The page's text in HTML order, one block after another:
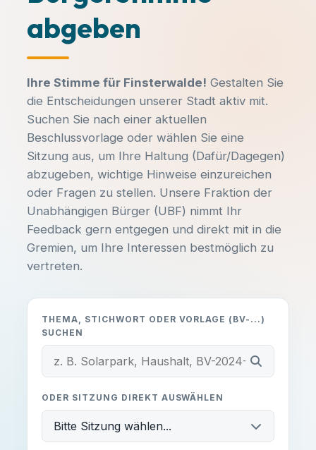
abgeben
Ihre Stimme für Finsterwalde! Gestalten Sie
die Entscheidungen unserer Stadt aktiv mit.
Suchen Sie nach einer aktuellen
Beschlussvorlage oder wählen Sie eine
Sitzung aus, um Ihre Haltung (Dafür/Dagegen)
abzugeben, wichtige Hinweise einzureichen
oder Fragen zu stellen. Unsere Fraktion der
Unabhängigen Bürger (UBF) nimmt Ihr
Feedback gern entgegen und direkt mit in die
Gremien, um Ihre Interessen bestmöglich zu
vertreten.
THEMA, STICHWORT ODER VORLAGE (BV-...)
SUCHEN
ODER SITZUNG DIREKT AUSWÄHLEN
Bitte Sitzung wählen...
DATUM
-
ORT
-
Beschreibung:
-
Unterlagen einsehen
Parteibuch, Fraktionszwang oder
ideologische Vorgaben.
Hast du Ideen oder Anliegen?
Egal ob du dich aktiv einbringen
möchtest, Fragen zu unseren
Themen hast oder einfach nur ein
lokales Problem melden willst –
melde dich unkompliziert bei uns!
E-MAIL SCHREIBEN:
Alles klar, danke!